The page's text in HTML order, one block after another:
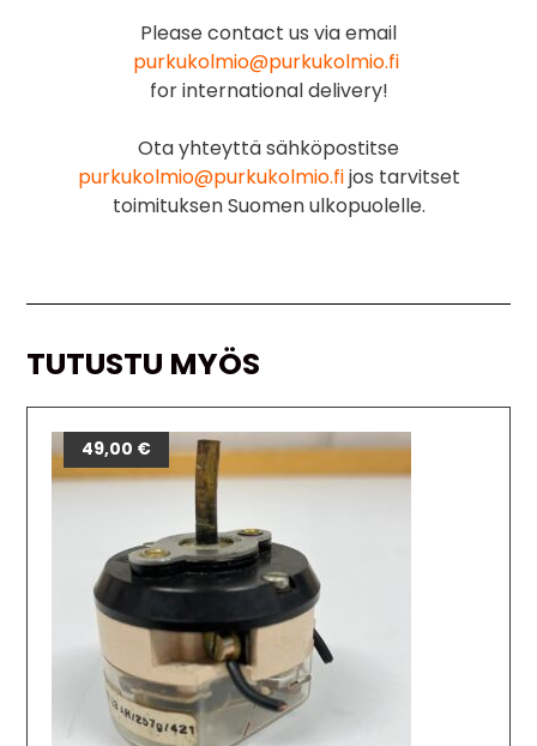
Please contact us via email
purkukolmio@purkukolmio.fi
for international delivery!
Ota yhteyttä sähköpostitse
purkukolmio@purkukolmio.fijos tarvitset
toimituksen Suomen ulkopuolelle.
TUTUSTU MYÖS
49,00 €